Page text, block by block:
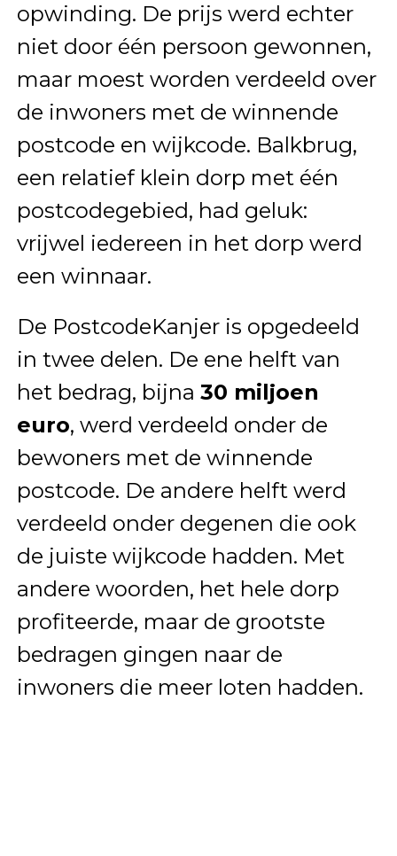
opwinding. De prijs werd echter
niet door één persoon gewonnen,
maar moest worden verdeeld over
de inwoners met de winnende
postcode en wijkcode. Balkbrug,
een relatief klein dorp met één
postcodegebied, had geluk:
vrijwel iedereen in het dorp werd
een winnaar.
De PostcodeKanjer is opgedeeld
in twee delen. De ene helft van
het bedrag, bijna 30 miljoen
euro, werd verdeeld onder de
bewoners met de winnende
postcode. De andere helft werd
verdeeld onder degenen die ook
de juiste wijkcode hadden. Met
andere woorden, het hele dorp
profiteerde, maar de grootste
bedragen gingen naar de
inwoners die meer loten hadden.